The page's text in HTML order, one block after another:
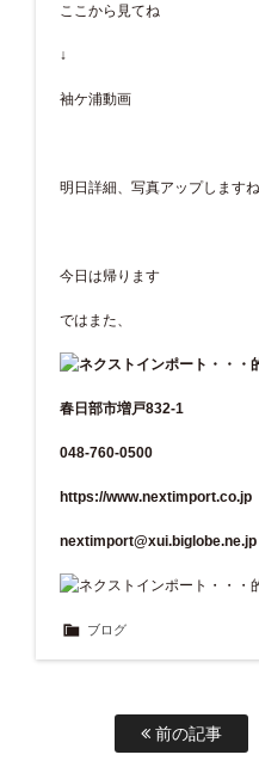
ここから見てね
↓
袖ケ浦動画
明日詳細、写真アップします
今日は帰ります
ではまた、
春日部市増戸832-1
048-760-0500
https://www.nextimport.co.jp
nextimport@xui.biglobe.ne.jp
ブログ
前の記事